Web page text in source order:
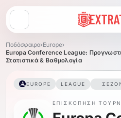
Άνοιγμα μενού
Ποδόσφαιρο›Europe›
Europa Conference League:
Στατιστικά & Βαθμολογία
EUROPE LEAGUE
ΕΠΙΣΚΌΠΗΣΗ